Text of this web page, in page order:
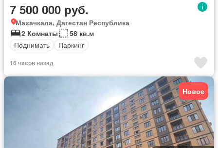
7 500 000 руб.
Махачкала, Дагестан Республика
2 Комнаты
58 кв.м
Поднимать
Паркинг
16 часов назад
Новое